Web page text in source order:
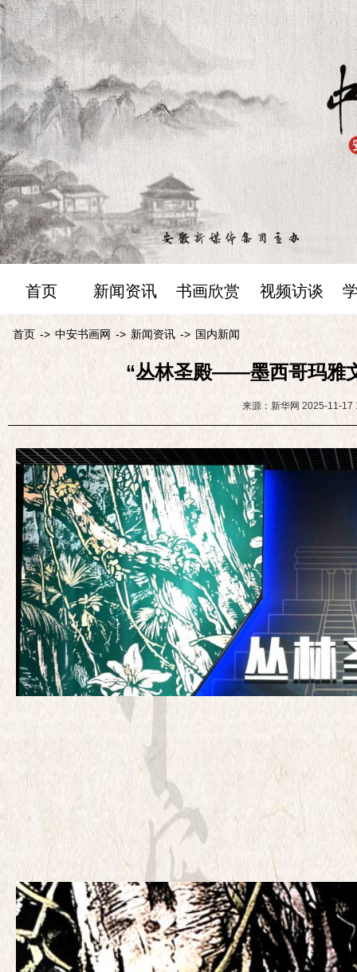
首页 新闻资讯 书画欣赏 视频访谈
首页 -> 中安书画网 -> 新闻资讯 -> 国内新闻
“丛林圣殿——墨西哥玛雅
来源：新华网 2025-11-17